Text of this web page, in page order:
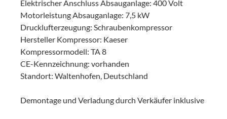
Elektrischer Anschluss Absauganlage: 400 Volt
Motorleistung Absauganlage: 7,5 kW
Drucklufterzeugung: Schraubenkompressor
Hersteller Kompressor: Kaeser
Kompressormodell: TA 8
CE-Kennzeichnung: vorhanden
Standort: Waltenhofen, Deutschland
Demontage und Verladung durch Verkäufer inklusive